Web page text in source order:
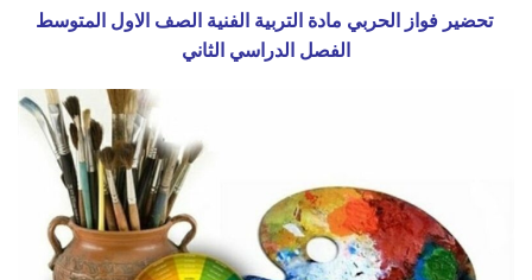
تحضير فواز الحربي مادة التربية الفنية الصف الاول المتوسط
الفصل الدراسي الثاني